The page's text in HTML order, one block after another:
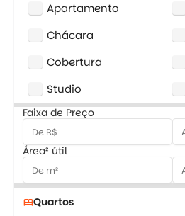
Apartamento
Chácara
Cobertura
Studio
Faixa de Preço
Área² útil
bedQuartos